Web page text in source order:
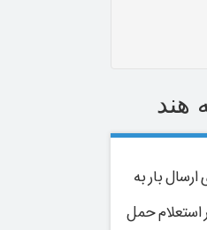
هند
بار به
استعلام حمل